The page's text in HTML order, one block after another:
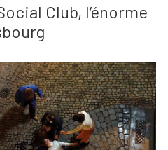
Club, l’énorme